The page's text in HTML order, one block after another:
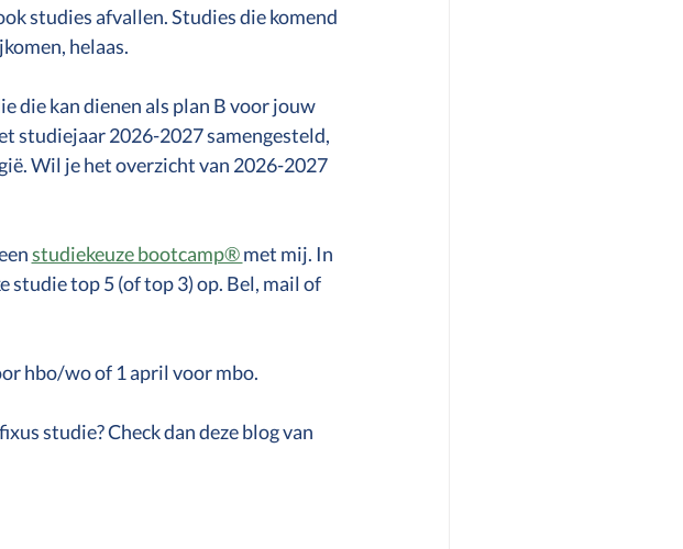
studies afvallen. Studies die komend
helaas.
die kan dienen als plan B voor jouw
studiejaar 2026-2027 samengesteld,
Wil je het overzicht van 2026-2027
studiekeuze bootcamp® met mij. In
studie top 5 (of top 3) op. Bel, mail of
hbo/wo of 1 april voor mbo.
studie? Check dan deze blog van